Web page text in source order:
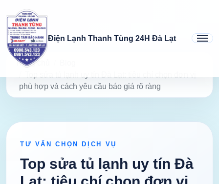
Điện Lạnh Thanh Tùng 24H Đà Lạt
Trang chủ
phù hợp và cách yêu cầu báo giá rõ ràng
TƯ VẤN CHỌN DỊCH VỤ
Top sửa tủ lạnh uy tín Đà